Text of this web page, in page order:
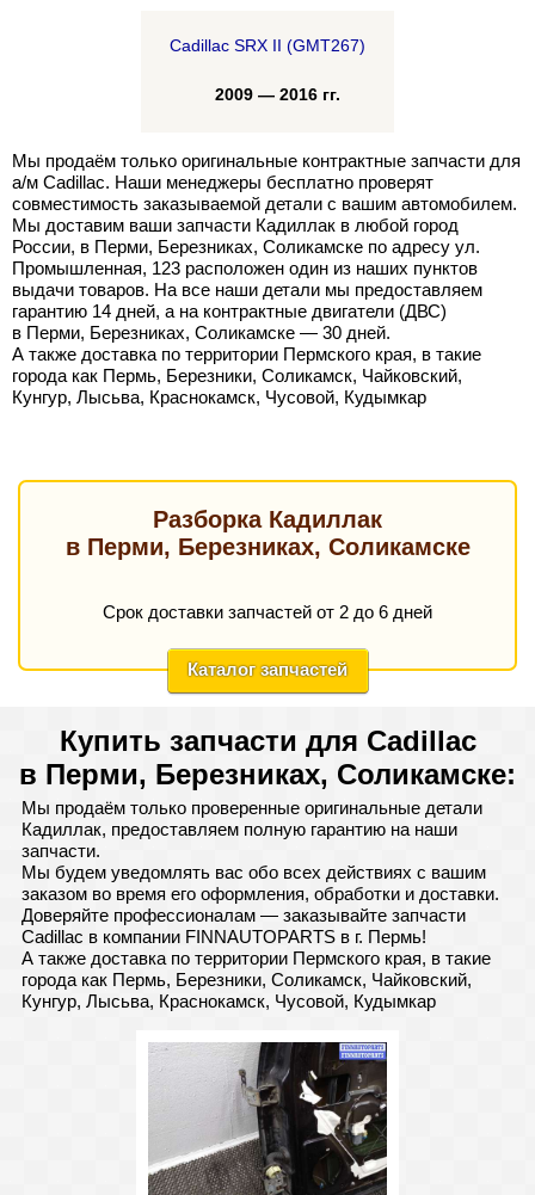
Cadillac SRX II (GMT267)
2009 — 2016 гг.
Мы продаём только оригинальные контрактные запчасти для
а/м Cadillac. Наши менеджеры бесплатно проверят
совместимость заказываемой детали с вашим автомобилем.
Мы доставим ваши запчасти Кадиллак в любой город
России, в Перми, Березниках, Соликамске по адресу ул.
Промышленная, 123 расположен один из наших пунктов
выдачи товаров. На все наши детали мы предоставляем
гарантию 14 дней, а на контрактные двигатели (ДВС)
в Перми, Березниках, Соликамске — 30 дней.
А также доставка по территории Пермского края, в такие
города как Пермь, Березники, Соликамск, Чайковский,
Кунгур, Лысьва, Краснокамск, Чусовой, Кудымкар
Разборка Кадиллак
в Перми, Березниках, Соликамске
Срок доставки запчастей от 2 до 6 дней
Каталог запчастей
Купить запчасти для Cadillac
в Перми, Березниках, Соликамске:
Мы продаём только проверенные оригинальные детали
Кадиллак, предоставляем полную гарантию на наши
запчасти.
Мы будем уведомлять вас обо всех действиях с вашим
заказом во время его оформления, обработки и доставки.
Доверяйте профессионалам — заказывайте запчасти
Cadillac в компании FINNAUTOPARTS в г. Пермь!
А также доставка по территории Пермского края, в такие
города как Пермь, Березники, Соликамск, Чайковский,
Кунгур, Лысьва, Краснокамск, Чусовой, Кудымкар